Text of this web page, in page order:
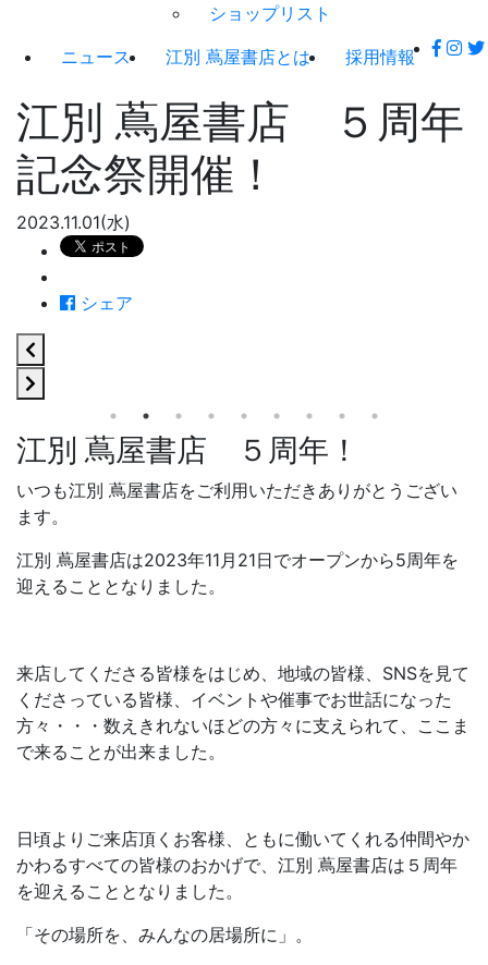
ショップリスト
ニュース 江別 蔦屋書店とは 採用情報
江別 蔦屋書店 ５周年
記念祭開催！
2023.11.01(水)
シェア
江別 蔦屋書店 ５周年！
いつも江別 蔦屋書店をご利用いただきありがとうござい
ます。
江別 蔦屋書店は2023年11月21日でオープンから5周年を
迎えることとなりました。
来店してくださる皆様をはじめ、地域の皆様、SNSを見て
くださっている皆様、イベントや催事でお世話になった
方々・・・数えきれないほどの方々に支えられて、ここま
で来ることが出来ました。
日頃よりご来店頂くお客様、ともに働いてくれる仲間やか
かわるすべての皆様のおかげで、江別 蔦屋書店は５周年
を迎えることとなりました。
「その場所を、みんなの居場所に」。